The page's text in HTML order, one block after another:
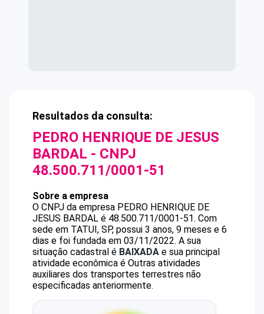
Resultados da consulta:
PEDRO HENRIQUE DE JESUS
BARDAL - CNPJ
48.500.711/0001-51
Sobre a empresa
O CNPJ da empresa PEDRO HENRIQUE DE
JESUS BARDAL é 48.500.711/0001-51. Com
sede em TATUI, SP, possui 3 anos, 9 meses e 6
dias e foi fundada em 03/11/2022. A sua
situação cadastral é BAIXADA e sua principal
atividade econômica é Outras atividades
auxiliares dos transportes terrestres não
especificadas anteriormente.